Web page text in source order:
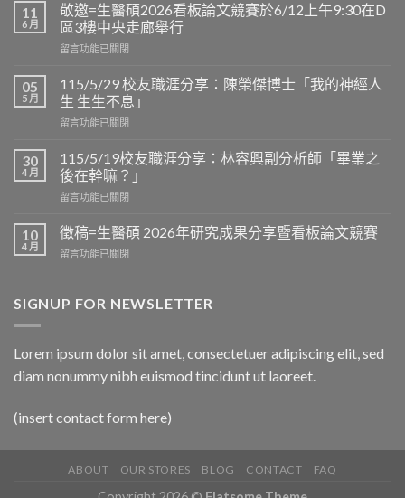
11
6 月
敬邀=生醫碩2026看板論文競賽於6/12上午9:30在D
區3樓中央走廊舉行
在
邀
=
生
醫
2026
看
板
論
競
賽
午
D
中
留言功能已關閉
05
5 月
115/5/29 校友職涯分享：陳榮傑博士「我的神經人
生 生生不息」
在
校
友
職
涯
享：
榮
士
神
人
生
中
留言功能已關閉
30
4 月
115/5/19校友職涯分享：林容興副分析師「畢業之
後在幹嘛？」
在
校
友
職
享：
興
副
分
「畢
後
留言功能已關閉
10
4 月
徵稿=生醫碩 2026年研究成果分享暨看板論文競賽
在
=
2026
年
成
分
留言功能已關閉
SIGNUP FOR NEWSLETTER
Lorem ipsum dolor sit amet, consectetuer adipiscing elit, sed
diam nonummy nibh euismod tincidunt ut laoreet.
(insert contact form here)
ABOUT OUR STORES BLOG CONTACT FAQ